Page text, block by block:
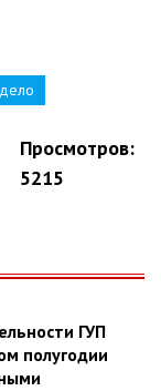
Просмотров:
5215
ГУП
полугодии